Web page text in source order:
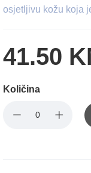
osjetljivu kožu koja
41.50
Količina